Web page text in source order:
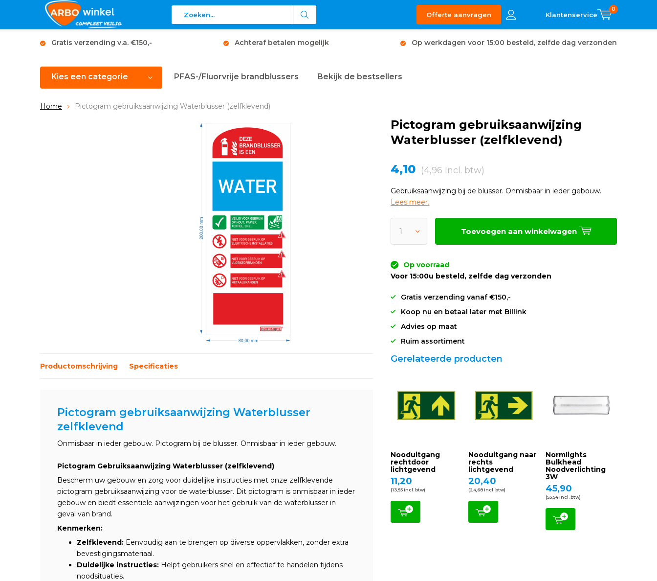
Offerte aanvragen
0
Gratis verzending v.a. €150,- Achteraf betalen mogelijk Op werkdagen voor 15:00 besteld, zelfde dag verzonden
Kies een categorie PFAS-/Fluorvrije brandblussers Bekijk de bestsellers
Home Pictogram gebruiksaanwijzing Waterblusser (zelfklevend)
Pictogram gebruiksaanwijzing
Waterblusser (zelfklevend)
4,10 (4,96 Incl. btw)
Gebruiksaanwijzing bij de blusser. Onmisbaar in ieder gebouw.
Lees meer.
Toevoegen aan winkelwagen
Op voorraad
Voor 15:00u besteld, zelfde dag verzonden
Gratis verzending vanaf €150,-
Koop nu en betaal later met Billink
Advies op maat
Ruim assortiment
Productomschrijving Specificaties
Pictogram gebruiksaanwijzing Waterblusser
zelfklevend
Onmisbaar in ieder gebouw. Pictogram bij de blusser. Onmisbaar in ieder gebouw.
Pictogram Gebruiksaanwijzing Waterblusser (zelfklevend)
Bescherm uw gebouw en zorg voor duidelijke instructies met onze zelfklevende
pictogram gebruiksaanwijzing voor de waterblusser. Dit pictogram is onmisbaar in ieder
gebouw en biedt essentiële aanwijzingen voor het gebruik van de waterblusser in
geval van brand.
Kenmerken:
Zelfklevend: Eenvoudig aan te brengen op diverse oppervlakken, zonder extra
bevestigingsmateriaal.
Duidelijke instructies: Helpt gebruikers snel en effectief te handelen tijdens
noodsituaties.
Gerelateerde producten
Nooduitgang
rechtdoor
lichtgevend
11,20
(13,55 Incl. btw)
Nooduitgang naar
rechts
lichtgevend
20,40
(24,68 Incl. btw)
Normlights
Bulkhead
Noodverlichting
3W
45,90
(55,54 Incl. btw)